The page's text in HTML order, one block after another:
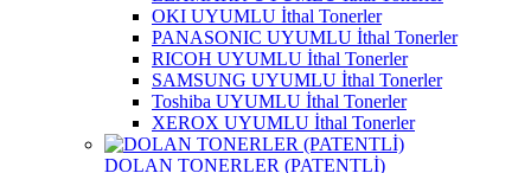
OKI UYUMLU İthal Tonerler
PANASONIC UYUMLU İthal Tonerler
RICOH UYUMLU İthal Tonerler
SAMSUNG UYUMLU İthal Tonerler
Toshiba UYUMLU İthal Tonerler
XEROX UYUMLU İthal Tonerler
DOLAN TONERLER (PATENTLİ)